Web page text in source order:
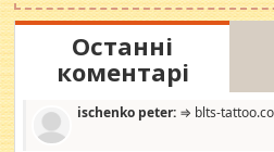
Останні
коментарі
ischenko peter: ⇒ blts-